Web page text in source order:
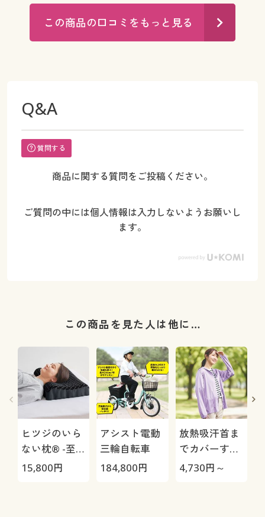
この商品の口コミをもっと見る
Q&A
質問する
商品に関する質問をご投稿ください。
ご質問の中には個人情報は入力しないようお願いし
ます。
この商品を見た人は他に…
ヒツジのいら
ない枕® -至
極-
15,800円
アシスト電動
三輪自転車
184,800円
放熱吸汗首ま
でカバーする
UVパーカー
4,730円～